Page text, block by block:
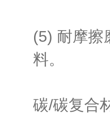
(5) 耐摩擦
料。
碳/碳复合